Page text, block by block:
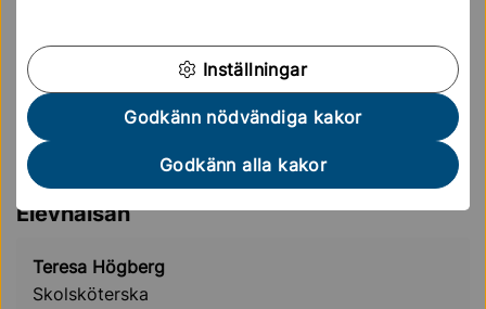
Inställningar
Godkänn nödvändiga kakor
Godkänn alla kakor
skolläkare
Genom ett nära samarbete mellan elevhälsans olika
professioner och skolans personal arbetar vi för att
alla elever ska ges möjlighet att lyckas och känna
trygghet under hela sin skoltid.
Elevhälsan
Teresa Högberg
Skolsköterska